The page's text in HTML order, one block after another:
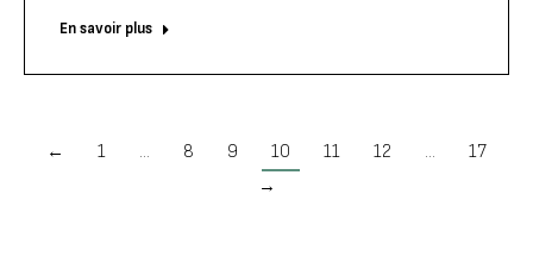
En savoir plus
← 1 … 8 9 10 11 12 …
17
→